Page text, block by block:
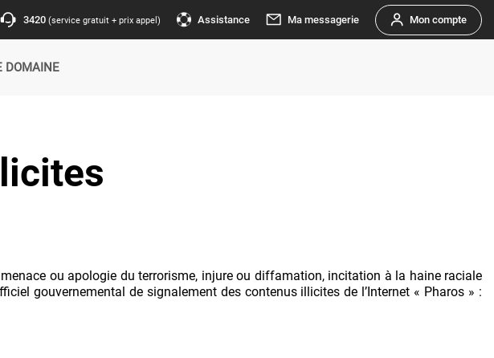
ou apologie du terrorisme, injure ou diffamation, incitation à la haine raciale
gouvernemental de signalement des contenus illicites de l’Internet « Pharos » :